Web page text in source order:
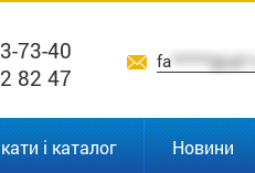
73-40
82 47
fa ******@uk*.n
і каталог Новини